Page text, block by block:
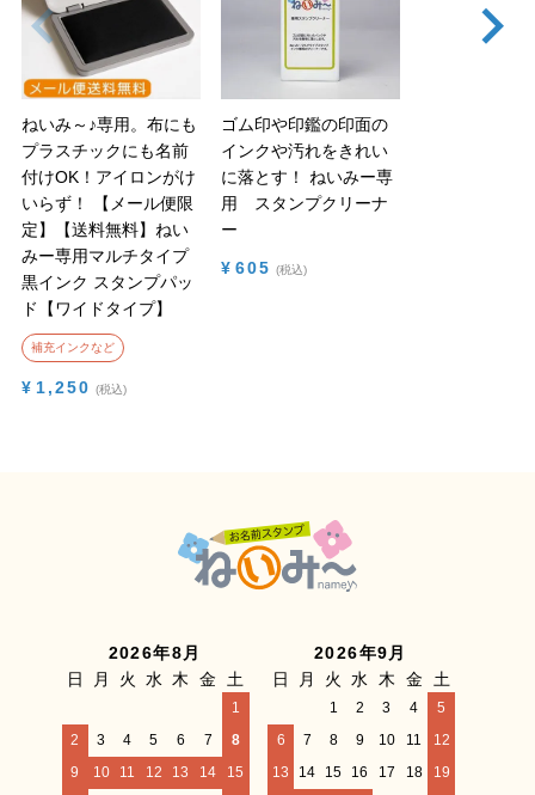
ねいみ～♪専用。布にも
プラスチックにも名前
付けOK！アイロンがけ
いらず！
【メール便限
定】【送料無料】ねい
みー専用マルチタイプ
黒インク スタンプパッ
ド【ワイドタイプ】
補充インクなど
¥ 1,250 税込
ゴム印や印鑑の印面の
インクや汚れをきれい
に落とす！
ねいみー専
用 スタンプクリーナ
ー
¥ 605 税込
2026年8月
日
月 火 水 木 金 土
1
2
3 4 5 6 7
8
9
10 11 12 13 14 15
2026年9月
日
月 火 水 木 金 土
1 2 3 4
5
6
7 8 9 10 11
12
13
14 15 16 17 18 19